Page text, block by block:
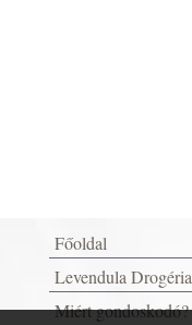
Főoldal
Levendula Drogéria
Miért gondoskodó?